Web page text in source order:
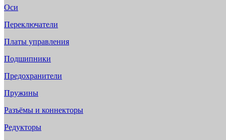
Оси
Переключатели
Платы управления
Подшипники
Предохранители
Пружины
Разъёмы и коннекторы
Редукторы